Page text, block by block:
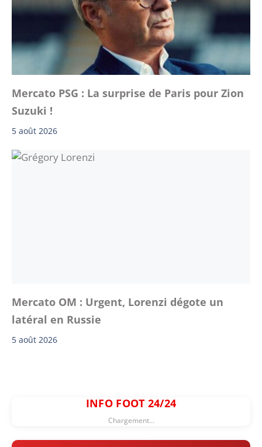
Mercato PSG : La surprise de Paris pour Zion
Suzuki !
5 août 2026
Mercato OM : Urgent, Lorenzi dégote un
latéral en Russie
5 août 2026
INFO FOOT 24/24
Chargement...